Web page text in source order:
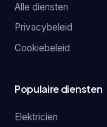
Alle diensten
Privacybeleid
Cookiebeleid
Populaire diensten
Elektricien